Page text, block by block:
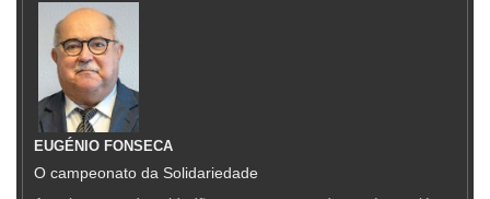
EUGÉNIO FONSECA
O campeonato da Solidariedade